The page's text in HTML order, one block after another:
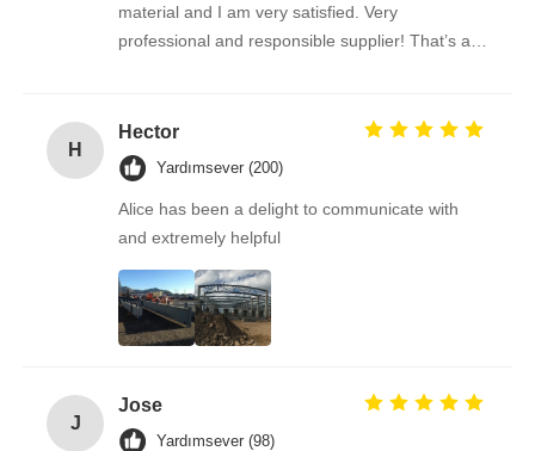
material and I am very satisfied. Very
professional and responsible supplier! That’s a
H
Hector
Yardımsever (200)
Alice has been a delight to communicate with
and extremely helpful
J
Jose
Yardımsever (98)